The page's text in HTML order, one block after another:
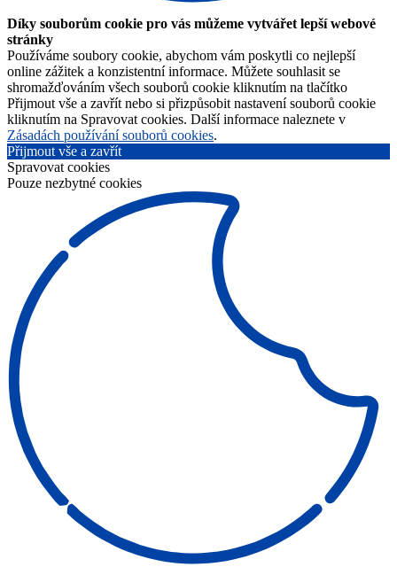
Díky souborům cookie pro vás můžeme vytvářet lepší webové
stránky
Používáme soubory cookie, abychom vám poskytli co nejlepší
online zážitek a konzistentní informace. Můžete souhlasit se
shromažďováním všech souborů cookie kliknutím na tlačítko
Přijmout vše a zavřít nebo si přizpůsobit nastavení souborů cookie
kliknutím na Spravovat cookies. Další informace naleznete v
Zásadách používání souborů cookies.
Přijmout vše a zavřít
Spravovat cookies
Pouze nezbytné cookies